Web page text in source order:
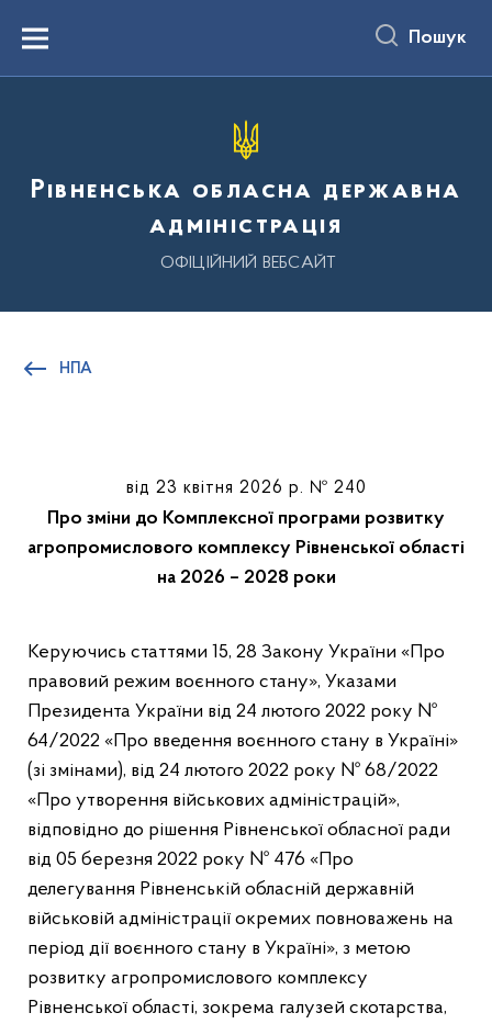
вмістуMenu Пошук
Рівненська обласна державна
адміністрація
ОФІЦІЙНИЙ ВЕБСАЙТ
НПА
від 23 квітня 2026 р. № 240
Про зміни до Комплексної програми розвитку
агропромислового комплексу Рівненської області
на 2026 – 2028 роки
Керуючись статтями 15, 28 Закону України «Про
правовий режим воєнного стану», Указами
Президента України від 24 лютого 2022 року №
64/2022 «Про введення воєнного стану в Україні»
(зі змінами), від 24 лютого 2022 року № 68/2022
«Про утворення військових адміністрацій»,
відповідно до рішення Рівненської обласної ради
від 05 березня 2022 року № 476 «Про
делегування Рівненській обласній державній
військовій адміністрації окремих повноважень на
період дії воєнного стану в Україні», з метою
розвитку агропромислового комплексу
Рівненської області, зокрема галузей скотарства,